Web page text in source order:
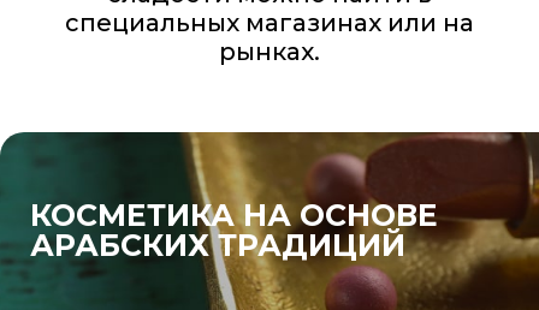
специальных магазинах или на
рынках.
КОСМЕТИКА НА ОСНОВЕ
АРАБСКИХ ТРАДИЦИЙ